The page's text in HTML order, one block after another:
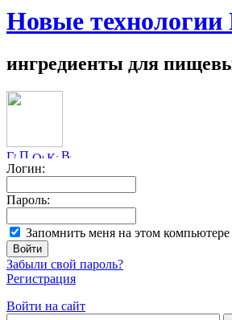
Новые
ингредиенты для
Логин:
Пароль:
Запомнить меня на этом компьютере
Забыли свой пароль?
Регистрация
Войти на сайт